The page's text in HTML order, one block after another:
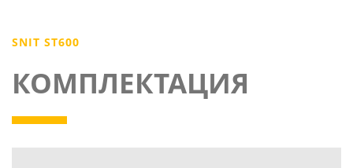
SNIT ST600
КОМПЛЕКТАЦИЯ